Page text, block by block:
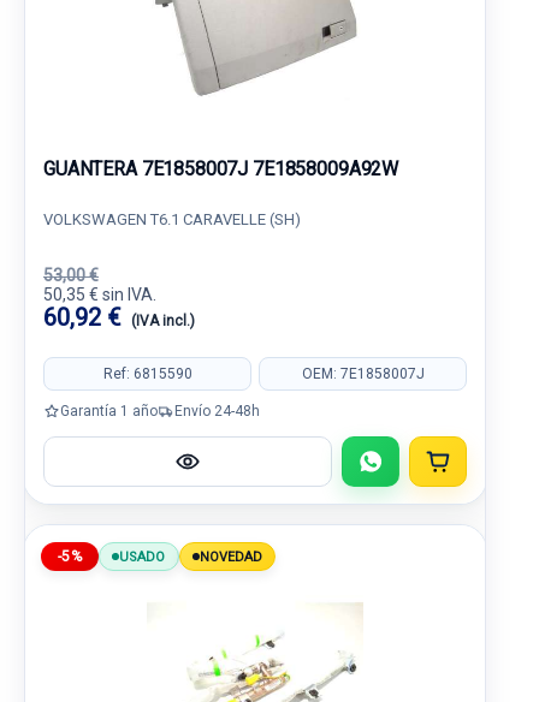
GUANTERA 7E1858007J 7E1858009A92W
VOLKSWAGEN T6.1 CARAVELLE (SH)
53,00 €
50,35 € sin IVA.
60,92 € (IVA incl.)
Ref: 6815590 OEM: 7E1858007J
Garantía 1 año Envío 24-48h
-5% USADO NOVEDAD